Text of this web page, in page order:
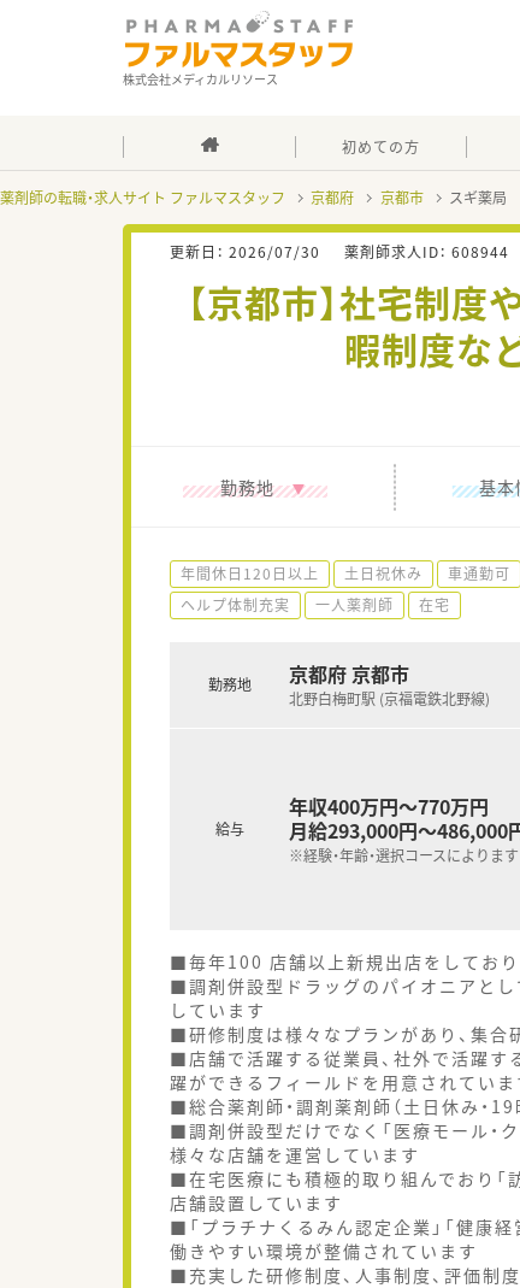
株式会社メディカルリソース
初めての方
薬剤師の転職・求人サイト ファルマスタッフ 京都府 京都市 スギ薬局
更新日： 2026/07/30 薬剤師求人ID： 608944
【京都市】社宅制
暇制度な
勤務地 基本
年間休日120日以上 土日祝休み 車通勤可
ヘルプ体制充実
一人薬剤師 在宅
勤務地 京都府 京都市
北野白梅町駅 (京福電鉄北野線)
給与
年収400万円～770万円
月給293,000円～486,000
※経験・年齢・選択コースによります
■毎年100 店舗以上新規出店をしてお
■調剤併設型ドラッグのパイオニアとし
しています
■研修制度は様々なプランがあり、集合
■店舗で活躍する従業員、社外で活躍す
躍ができるフィールドを用意されていま
■総合薬剤師・調剤薬剤師（土日休み・
■調剤併設型だけでなく「医療モール・
様々な店舗を運営しています
■在宅医療にも積極的取り組んでおり「
店舗設置しています
■「プラチナくるみん認定企業」「健康
働きやすい環境が整備されています
■充実した研修制度、人事制度、評価制